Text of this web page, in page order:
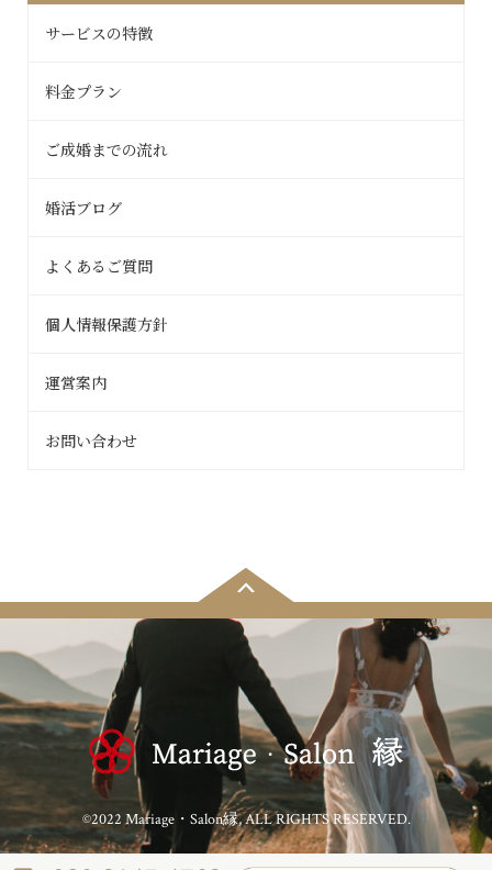
サービスの特徴
料金プラン
ご成婚までの流れ
婚活ブログ
よくあるご質問
個人情報保護方針
運営案内
お問い合わせ
©2022 Mariage・Salon縁, ALL RIGHTS RESERVED.